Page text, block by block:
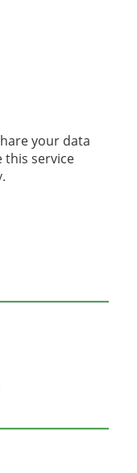
your data
this service